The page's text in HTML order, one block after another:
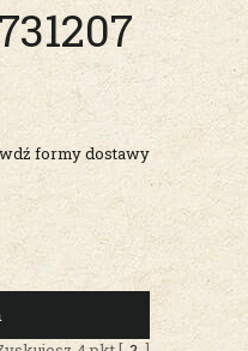
formy dostawy